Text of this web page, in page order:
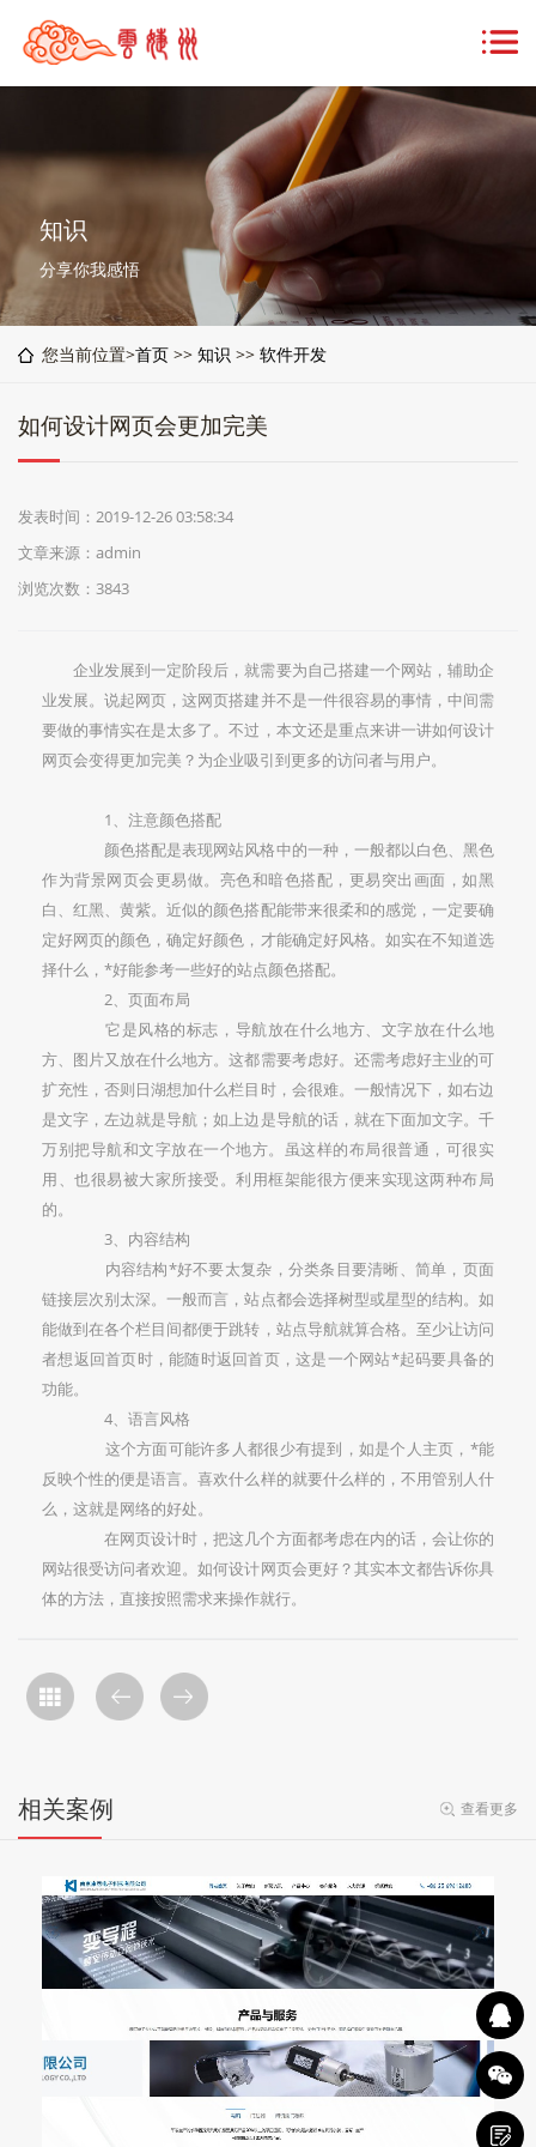
知识
分享你我感悟
您当前位置>首页 >> 知识 >> 软件开发
如何设计网页会更加完美
发表时间：2019-12-26 03:58:34
文章来源：admin
浏览次数：3843
企业发展到一定阶段后，就需要为自己搭建一个网站，辅助企
业发展。说起网页，这网页搭建并不是一件很容易的事情，中间需
要做的事情实在是太多了。不过，本文还是重点来讲一讲如何设计
网页会变得更加完美？为企业吸引到更多的访问者与用户。
1、注意颜色搭配
颜色搭配是表现网站风格中的一种，一般都以白色、黑色
作为背景网页会更易做。亮色和暗色搭配，更易突出画面，如黑
白、红黑、黄紫。近似的颜色搭配能带来很柔和的感觉，一定要确
定好网页的颜色，确定好颜色，才能确定好风格。如实在不知道选
择什么，*好能参考一些好的站点颜色搭配。
2、页面布局
它是风格的标志，导航放在什么地方、文字放在什么地
方、图片又放在什么地方。这都需要考虑好。还需考虑好主业的可
扩充性，否则日湖想加什么栏目时，会很难。一般情况下，如右边
是文字，左边就是导航；如上边是导航的话，就在下面加文字。千
万别把导航和文字放在一个地方。虽这样的布局很普通，可很实
用、也很易被大家所接受。利用框架能很方便来实现这两种布局
的。
3、内容结构
内容结构*好不要太复杂，分类条目要清晰、简单，页面
链接层次别太深。一般而言，站点都会选择树型或星型的结构。如
能做到在各个栏目间都便于跳转，站点导航就算合格。至少让访问
者想返回首页时，能随时返回首页，这是一个网站*起码要具备的
功能。
4、语言风格
这个方面可能许多人都很少有提到，如是个人主页，*能
反映个性的便是语言。喜欢什么样的就要什么样的，不用管别人什
么，这就是网络的好处。
在网页设计时，把这几个方面都考虑在内的话，会让你的
网站很受访问者欢迎。如何设计网页会更好？其实本文都告诉你具
体的方法，直接按照需求来操作就行。
相关案例 查看更多